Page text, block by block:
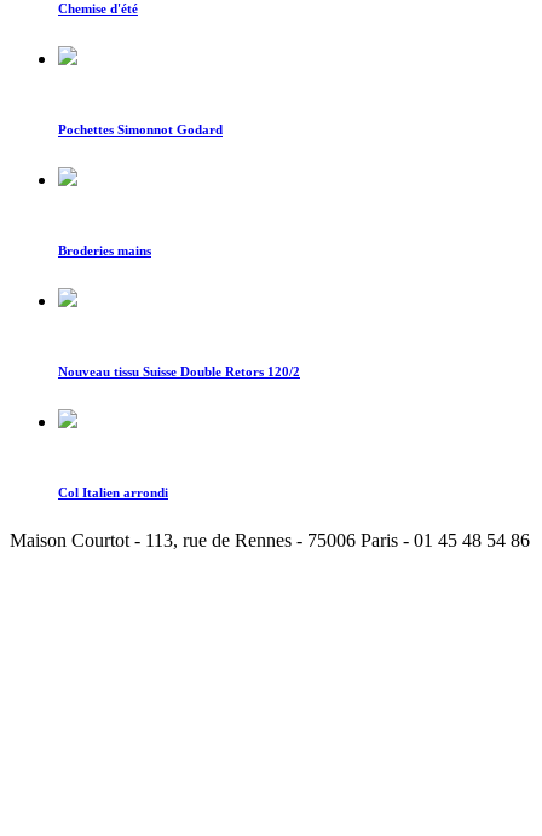
Chemise d'été
Pochettes Simonnot Godard
Broderies mains
Nouveau tissu Suisse Double Retors 120/2
Col Italien arrondi
Maison Courtot - 113, rue de Rennes - 75006 Paris - 01 45 48 54 86